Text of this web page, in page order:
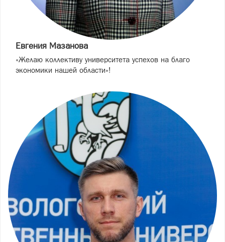
Евгения Мазанова
«Желаю коллективу университета успехов на благо
экономики нашей области»!